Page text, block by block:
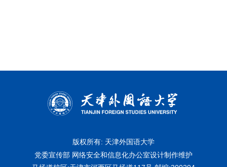
版权所有: 天津外国语大学
党委宣传部 网络安全和信息化办公室设计制作维护